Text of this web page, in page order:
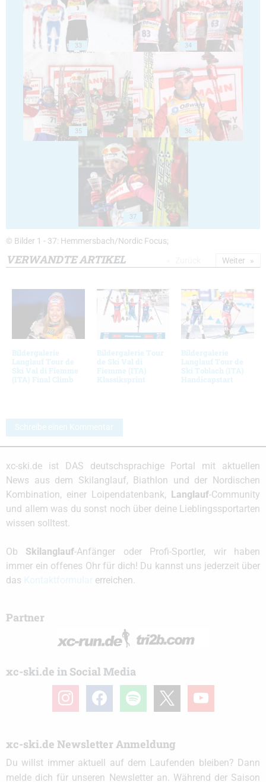
33 34
35 36
37
© Bilder 1 - 37: Hemmersbach/Nordic Focus;
VERWANDTE ARTIKEL
Bildergalerie
Langlauf Tour de
Ski Val di Fiemme
(ITA) Final Climb
Bildergalerie Tour
de Ski Val di
Fiemme (ITA)
Klassiksprint
Bildergalerie
Langlauf Tour de
Ski Toblach (ITA)
Handicapstart
Weiter
Schreibe einen Kommentar
xc-ski.de ist DAS deutschsprachige Portal mit aktuellen
News aus dem Skilanglauf, Biathlon und der Nordischen
Kombination, einer Loipendatenbank, Langlauf-Community
und allem was du sonst noch über deine Lieblingssportarten
wissen solltest.
Ob Skilanglauf-Anfänger oder Profi-Sportler, wir haben
immer ein offenes Ohr für dich! Du kannst uns jederzeit über
das
erreichen.
Partner
xc-ski.de in Social Media
instagramfacebook spotify youtube
xc-ski.de Newsletter Anmeldung
Du willst immer aktuell auf dem Laufenden bleiben? Dann
melde dich für unseren Newsletter an. Während der Saison